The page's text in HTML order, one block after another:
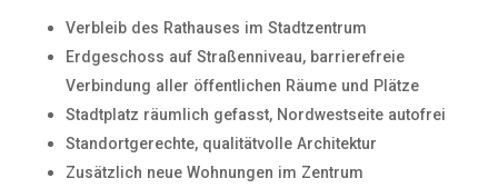
Verbleib des Rathauses im Stadtzentrum
Erdgeschoss auf Straßenniveau, barrierefreie
Verbindung aller öffentlichen Räume und Plätze
Stadtplatz räumlich gefasst, Nordwestseite autofrei
Standortgerechte, qualitätvolle Architektur
Zusätzlich neue Wohnungen im Zentrum